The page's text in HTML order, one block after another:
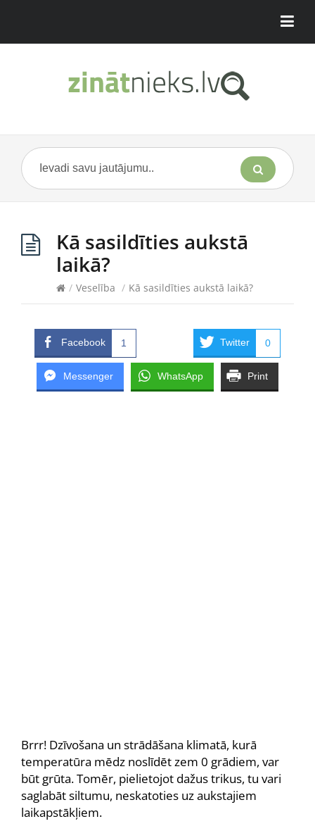
Kā sasildīties aukstā
laikā?
/ Veselība / Kā sasildīties aukstā laikā?
Facebook 1 Twitter 0
Messenger WhatsApp Print
Brrr! Dzīvošana un strādāšana klimatā, kurā
temperatūra mēdz noslīdēt zem 0 grādiem, var
būt grūta. Tomēr, pielietojot dažus trikus, tu vari
saglabāt siltumu, neskatoties uz aukstajiem
laikapstākļiem.